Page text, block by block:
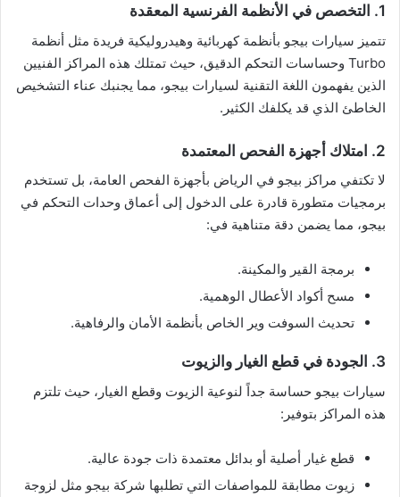
1. التخصص في الأنظمة الفرنسية المعقدة
تتميز سيارات بيجو بأنظمة كهربائية وهيدروليكية فريدة مثل أنظمة
Turbo وحساسات التحكم الدقيق، حيث تمتلك هذه المراكز الفنيين
الذين يفهمون اللغة التقنية لسيارات بيجو، مما يجنبك عناء التشخيص
الخاطئ الذي قد يكلفك الكثير.
2. امتلاك أجهزة الفحص المعتمدة
لا تكتفي مراكز بيجو في الرياض بأجهزة الفحص العامة، بل تستخدم
برمجيات متطورة قادرة على الدخول إلى أعماق وحدات التحكم في
بيجو، مما يضمن دقة متناهية في:
برمجة القير والمكينة.
مسح أكواد الأعطال الوهمية.
تحديث السوفت وير الخاص بأنظمة الأمان والرفاهية.
3. الجودة في قطع الغيار والزيوت
سيارات بيجو حساسة جداً لنوعية الزيوت وقطع الغيار، حيث تلتزم
هذه المراكز بتوفير:
قطع غيار أصلية أو بدائل معتمدة ذات جودة عالية.
زيوت مطابقة للمواصفات التي تطلبها شركة بيجو مثل لزوجة